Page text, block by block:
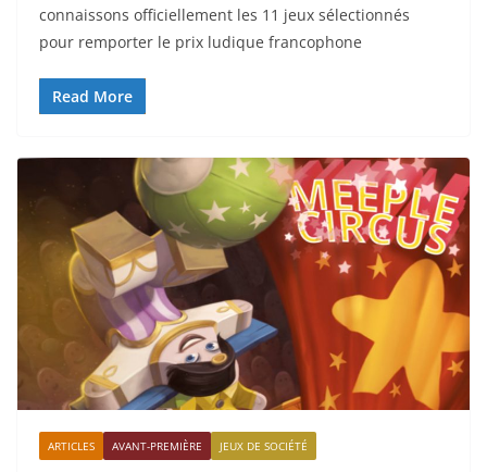
connaissons officiellement les 11 jeux sélectionnés
pour remporter le prix ludique francophone
Read More
ARTICLES AVANT-PREMIÈRE JEUX DE SOCIÉTÉ